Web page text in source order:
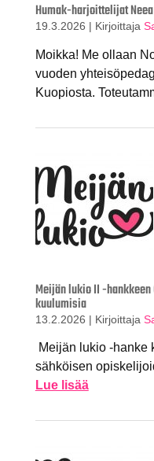
Humak-harjoittelijat
19.3.2026 | Kirjoittaja
Moikka! Me ollaan
vuoden
Kuopiosta.
Meijän lukio II -hankkeen
kuulumisia
13.2.2026 | Kirjoittaja
Meijän lukio -hanke
sähköisen
Lue lisää